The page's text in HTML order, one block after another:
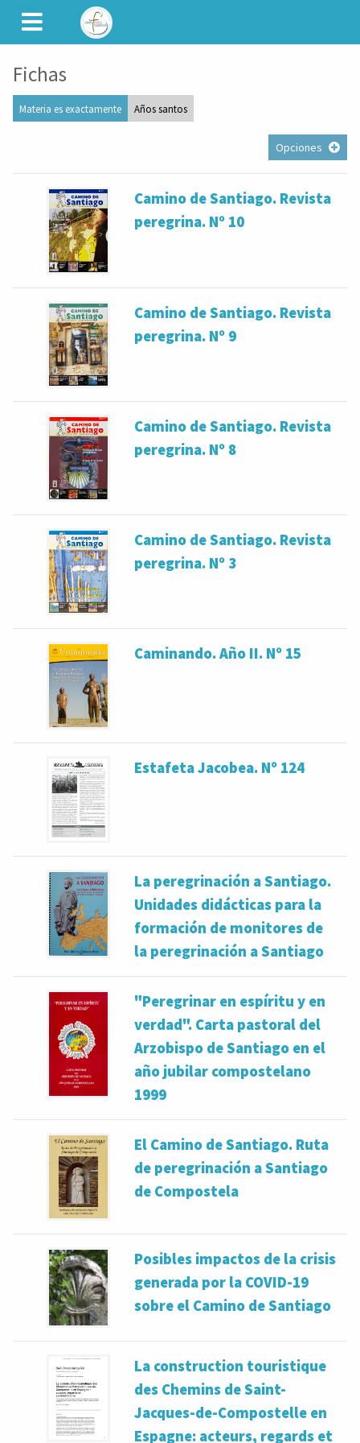
CAMINET
Fichas
Materia es exactamente Años santos
Opciones
Camino de Santiago. Revista
peregrina. Nº 10
Camino de Santiago. Revista
peregrina. Nº 9
Camino de Santiago. Revista
peregrina. Nº 8
Camino de Santiago. Revista
peregrina. Nº 3
Caminando. Año II. Nº 15
Estafeta Jacobea. Nº 124
La peregrinación a Santiago.
Unidades didácticas para la
formación de monitores de
la peregrinación a Santiago
"Peregrinar en espíritu y en
verdad". Carta pastoral del
Arzobispo de Santiago en el
año jubilar compostelano
1999
El Camino de Santiago. Ruta
de peregrinación a Santiago
de Compostela
Posibles impactos de la crisis
generada por la COVID-19
sobre el Camino de Santiago
La construction touristique
des Chemins de Saint-
Jacques-de-Compostelle en
Espagne: acteurs, regards et